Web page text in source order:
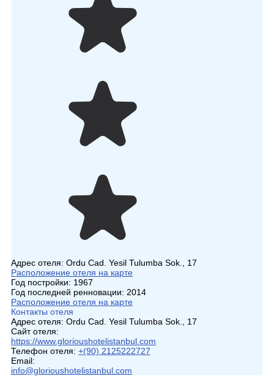
Адрес отеля: Ordu Cad. Yesil Tulumba Sok., 17
Расположение отеля на карте
Год постройки: 1967
Год последней ренновации: 2014
Расположение отеля на карте
Контакты отеля
Адрес отеля: Ordu Cad. Yesil Tulumba Sok., 17
Сайт отеля:
https://www.glorioushotelistanbul.com
Телефон отеля: +(90) 2125222727
Email:
info@glorioushotelistanbul.com